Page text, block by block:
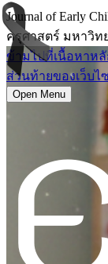
Journal of Early
ครุศาสตร์ มหาวิท
ข้ามไปที่เนื้อหาห
ส่วนท้ายของเว็บไ
Open Menu